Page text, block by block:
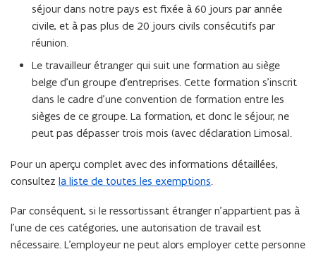
séjour dans notre pays est fixée à 60 jours par année
civile, et à pas plus de 20 jours civils consécutifs par
réunion.
Le travailleur étranger qui suit une formation au siège
belge d’un groupe d’entreprises. Cette formation s’inscrit
dans le cadre d’une convention de formation entre les
sièges de ce groupe. La formation, et donc le séjour, ne
peut pas dépasser trois mois (avec déclaration Limosa).
Pour un aperçu complet avec des informations détaillées,
consultez la liste de toutes les exemptions.
Par conséquent, si le ressortissant étranger n’appartient pas à
l’une de ces catégories, une autorisation de travail est
nécessaire. L’employeur ne peut alors employer cette personne